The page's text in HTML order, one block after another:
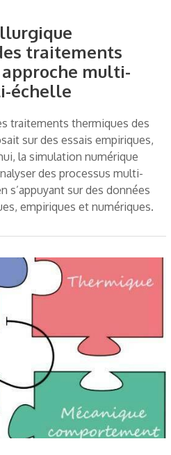
traitements
multi-
échelle
traitements thermiques des
sur des essais empiriques,
la simulation numérique
des processus multi-
s’appuyant sur des données
empiriques et numériques.